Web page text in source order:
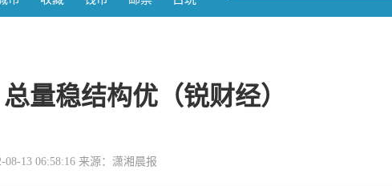
量稳结构优（锐财经）
08-13 06:58:16 来源：潇湘晨报